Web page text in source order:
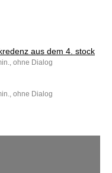
aus dem 4. stock
ohne Dialog
ohne Dialog